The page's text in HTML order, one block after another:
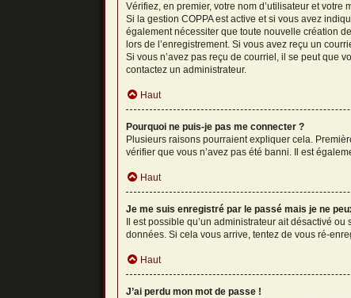
Vérifiez, en premier, votre nom d’utilisateur et votre
Si la gestion COPPA est active et si vous avez
également nécessiter que toute nouvelle création
lors de l’enregistrement. Si vous avez reçu un
Si vous n’avez pas reçu de courriel, il se peut que
contactez un administrateur.
Haut
Pourquoi ne puis-je pas me connecter ?
Plusieurs raisons pourraient expliquer cela.
vérifier que vous n’avez pas été banni. Il est
Haut
Je me suis enregistré par le passé mais je ne
Il est possible qu’un administrateur ait désactivé
données. Si cela vous arrive, tentez de vous ré-
Haut
J’ai perdu mon mot de passe !